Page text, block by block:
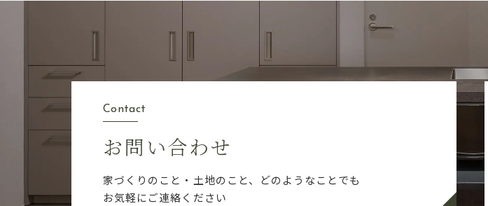
Contact
お問い合わせ
家づくりのこと・土地のこと、どのようなことでも
お気軽にご連絡ください